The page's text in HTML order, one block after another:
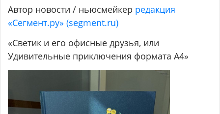
Автор новости / ньюсмейкер редакция
«Сегмент.ру» (segment.ru)
«Светик и его офисные друзья, или
Удивительные приключения формата А4»